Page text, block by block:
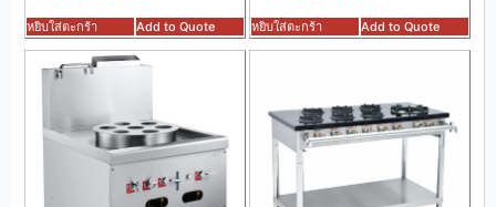
หยิบใส่ตะกร้า Add to Quote หยิบใส่ตะกร้า Add to Quote